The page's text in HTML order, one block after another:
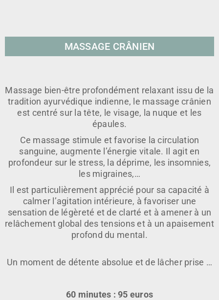
MASSAGE CRÂNIEN
Massage bien-être profondément relaxant issu de la
tradition ayurvédique indienne, le massage crânien
est centré sur la tête, le visage, la nuque et les
épaules.
Ce massage stimule et favorise la circulation
sanguine, augmente l’énergie vitale. Il agit en
profondeur sur le stress, la déprime, les insomnies,
les migraines,…
Il est particulièrement apprécié pour sa capacité à
calmer l’agitation intérieure, à favoriser une
sensation de légèreté et de clarté et à amener à un
relâchement global des tensions et à un apaisement
profond du mental.
Un moment de détente absolue et de lâcher prise …
60 minutes : 95 euros